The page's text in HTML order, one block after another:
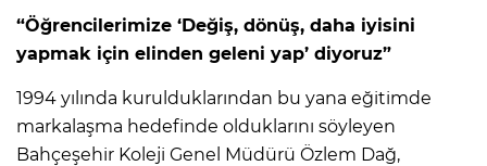
“Öğrencilerimize ‘Değiş, dönüş, daha iyisini
yapmak için elinden geleni yap’ diyoruz”
1994 yılında kurulduklarından bu yana eğitimde
markalaşma hedefinde olduklarını söyleyen
Bahçeşehir Koleji Genel Müdürü Özlem Dağ,